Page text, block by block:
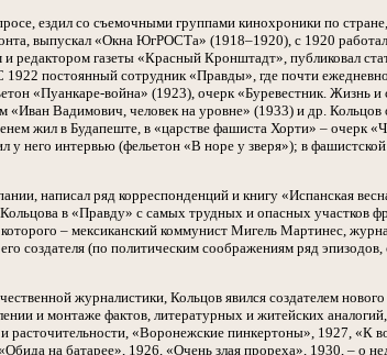
ездил со съемочными группами кинохроники по
выпускал «Окна ЮгРОСТа» (1918–1920), с 1920
и редактором газеты «Красный Кронштадт», публиковал
постоянный сотрудник «Правды», где почти
«Пуанкаре-война» (1923), очерк «Буревестник. Жизнь и
«Иван Вадимович, человек на уровне» (1933) и др.
жил в Будапеште, в «царстве фашиста Хорти» – очерк
у него интервью (фельетон «В норе у зверя»); в
написал ряд корреспонденций и книгу «Испанская
в «Правду» с самых трудных и опасных участков
– мексиканский коммунист Мигель Мартинес,
создателя (по политическим соображениям ряд
журналистики, Кольцов явился создателем
и монтаже фактов, литературных и житейских
и расточительности, «Воронежские пинкертоны», 1927,
на батарее», 1926, «Очень злая прореха», 1930, – о